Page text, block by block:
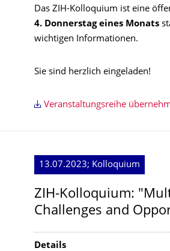
Das ZIH-Kolloquium ist eine
4. Donnerstag eines Monats
wichtigen Informationen.
Sie sind herzlich eingeladen!
Veranstaltungsreihe
13.07.2023; Kolloquium
ZIH-Kolloquium:
Challenges and
Details